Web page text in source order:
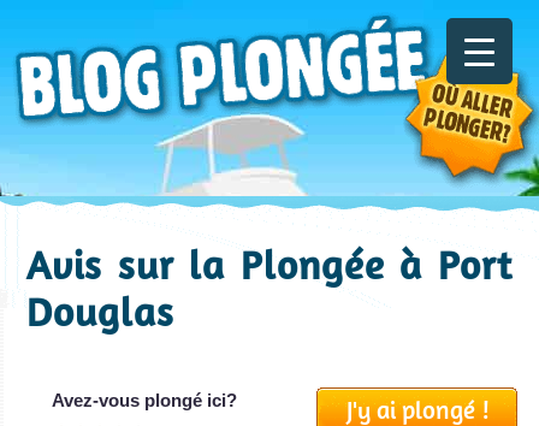
Avis sur la Plongée à Port
Douglas
J'y ai plongé !
Avez-vous plongé ici?